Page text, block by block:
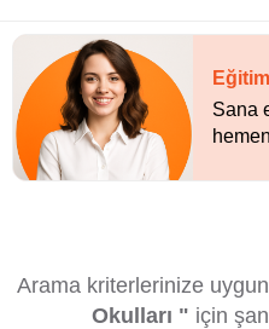
Sana
Arama kriterlerinize
Okulları " için